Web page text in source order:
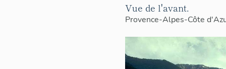
Vue de l'avant.
Provence-Alpes-Côte